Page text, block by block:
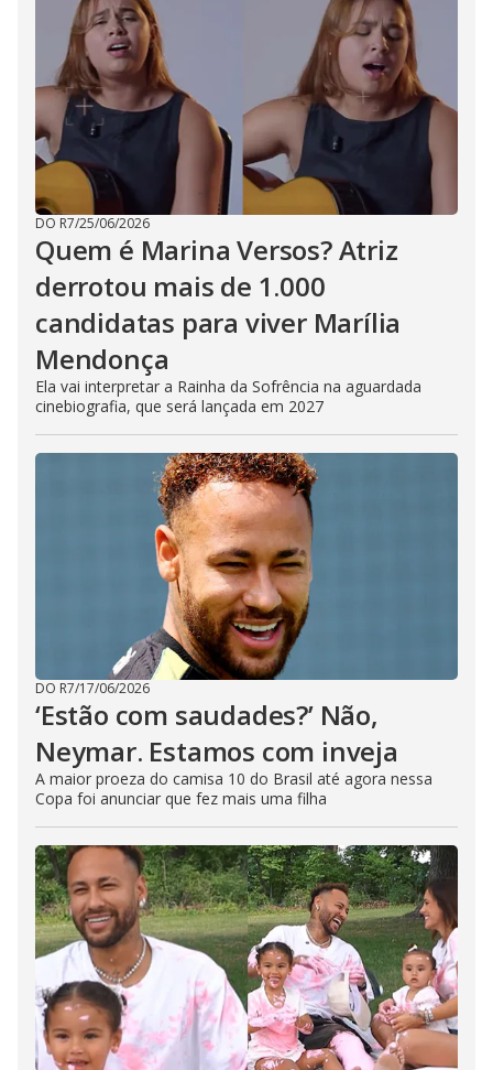
DO R7/25/06/2026
Quem é Marina Versos? Atriz
derrotou mais de 1.000
candidatas para viver Marília
Mendonça
Ela vai interpretar a Rainha da Sofrência na aguardada
cinebiografia, que será lançada em 2027
DO R7/17/06/2026
‘Estão com saudades?’ Não,
Neymar. Estamos com inveja
A maior proeza do camisa 10 do Brasil até agora nessa
Copa foi anunciar que fez mais uma filha